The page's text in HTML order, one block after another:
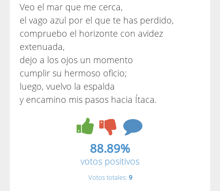
Veo el mar que me cerca,
el vago azul por el que te has perdido,
compruebo el horizonte con avidez
extenuada,
dejo a los ojos un momento
cumplir su hermoso oficio;
luego, vuelvo la espalda
y encamino mis pasos hacia Ítaca.
88.89%
votos positivos
Votos totales: 9